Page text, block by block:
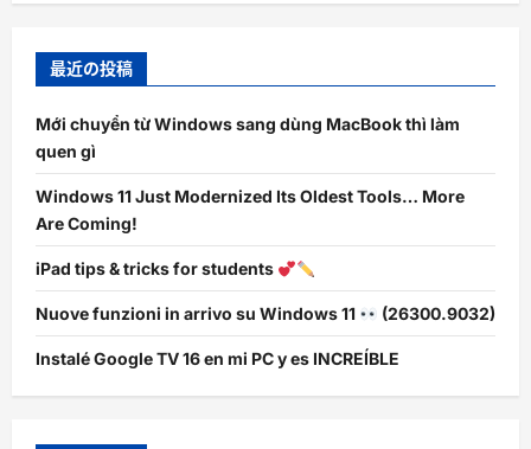
最近の投稿
Mới chuyển từ Windows sang dùng MacBook thì làm
quen gì
Windows 11 Just Modernized Its Oldest Tools… More
Are Coming!
iPad tips & tricks for students
Nuove funzioni in arrivo su Windows 11 (26300.9032)
Instalé Google TV 16 en mi PC y es INCREÍBLE